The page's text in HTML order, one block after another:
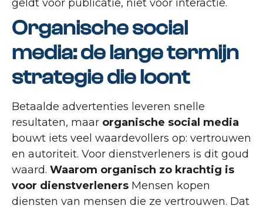
geldt voor publicatie, niet voor interactie.
Organische social
media: de lange termijn
strategie die loont
Betaalde advertenties leveren snelle
resultaten, maar organische social media
bouwt iets veel waardevollers op: vertrouwen
en autoriteit. Voor dienstverleners is dit goud
waard. Waarom organisch zo krachtig is
voor dienstverleners Mensen kopen
diensten van mensen die ze vertrouwen. Dat